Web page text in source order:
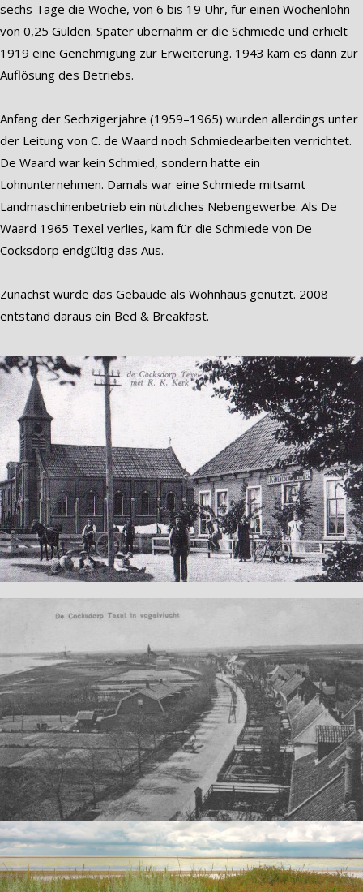
sechs Tage die Woche, von 6 bis 19 Uhr, für einen Wochenlohn
von 0,25 Gulden. Später übernahm er die Schmiede und erhielt
1919 eine Genehmigung zur Erweiterung. 1943 kam es dann zur
Auflösung des Betriebs.
Anfang der Sechzigerjahre (1959–1965) wurden allerdings unter
der Leitung von C. de Waard noch Schmiedearbeiten verrichtet.
De Waard war kein Schmied, sondern hatte ein
Lohnunternehmen. Damals war eine Schmiede mitsamt
Landmaschinenbetrieb ein nützliches Nebengewerbe. Als De
Waard 1965 Texel verlies, kam für die Schmiede von De
Cocksdorp endgültig das Aus.
Zunächst wurde das Gebäude als Wohnhaus genutzt. 2008
entstand daraus ein Bed & Breakfast.